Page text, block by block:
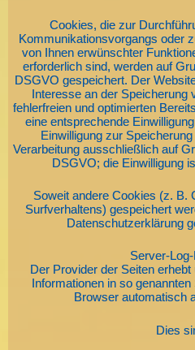
Cookies, die zur
Kommunikationsvorgangs oder
von Ihnen erwünschter
erforderlich sind, werden auf
DSGVO gespeichert. Der
Interesse an der Speicherung
fehlerfreien und optimierten
eine entsprechende
Einwilligung zur
Verarbeitung ausschließlich auf
DSGVO; die Einwilligung
Soweit andere Cookies (z. B.
Surfverhaltens) gespeichert
Datenschutzerklärung
Server-
Der Provider der Seiten
Informationen in so
Browser automatisch
Dies